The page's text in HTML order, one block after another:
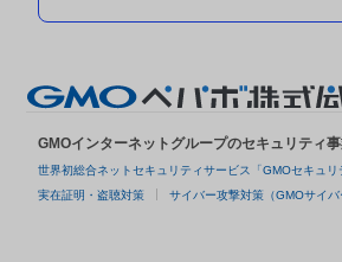
GMOインターネットグループのセキュリティ
世界初総合ネットセキュリティサービス「GMOセキュリ
実在証明・盗聴対策 サイバー攻撃対策（GMOサイバ